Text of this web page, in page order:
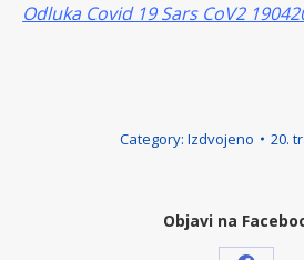
Odluka Covid 19 Sars CoV2
Category: Izdvojeno 20.
Objavi na